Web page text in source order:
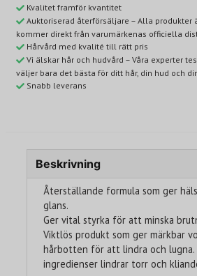
Kvalitet framför kvantitet
Auktoriserad återförsäljare – Alla produkter
kommer direkt från varumärkenas officiella
Hårvård med kvalité till rätt pris
Vi älskar hår och hudvård – Våra experter
väljer bara det bästa för ditt hår, din hud och
Snabb leverans
Beskrivning
Återställande formula som ger
glans.
Ger vital styrka för att minska
Viktlös produkt som ger märkbar
hårbotten för att lindra och
ingredienser lindrar torr och